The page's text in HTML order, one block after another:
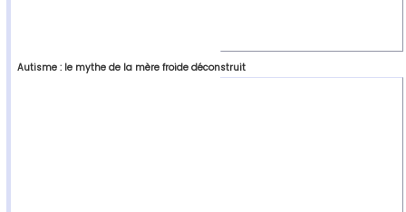
Autisme : le mythe de la mère froide déconstruit